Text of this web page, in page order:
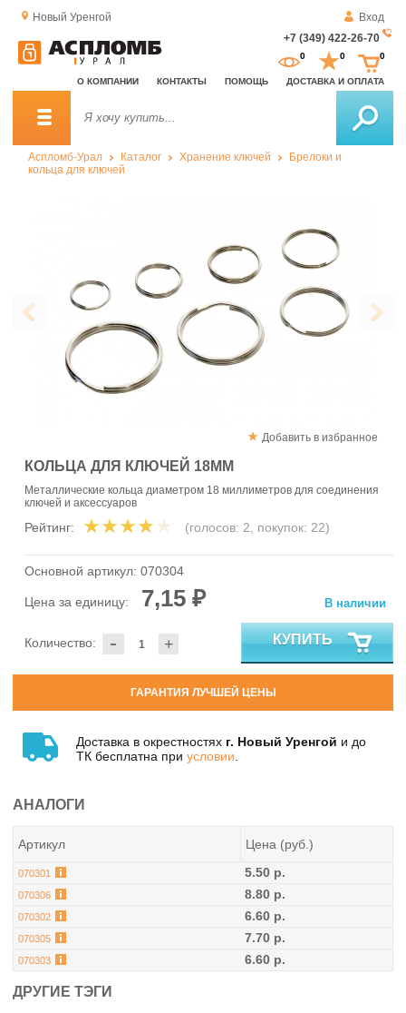
Новый Уренгой
Вход
+7 (349) 422-26-70
О КОМПАНИИ КОНТАКТЫ ПОМОЩЬ ДОСТАВКА И ОПЛАТА
0 0 0
Аспломб-Урал Каталог Хранение ключей
Брелоки и
кольца для ключей
Добавить в избранное
КОЛЬЦА ДЛЯ КЛЮЧЕЙ 18ММ
Металлические кольца диаметром 18 миллиметров для соединения
ключей и аксессуаров
Рейтинг: (голосов: 2, покупок: 22)
Основной артикул: 070304
Цена за единицу: 7,15 ₽
- +
Количество:
В наличии
КУПИТЬ
ГАРАНТИЯ ЛУЧШЕЙ ЦЕНЫ
Доставка в окрестностях г. Новый Уренгой и до
ТК бесплатна при условии
АНАЛОГИ
Артикул Цена (руб.)
070301 5.50 р.
070306 8.80 р.
070302 6.60 р.
070305 7.70 р.
070303 6.60 р.
ДРУГИЕ ТЭГИ